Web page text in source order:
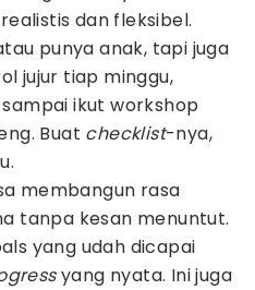
dan fleksibel.
punya anak, tapi juga
jujur tiap minggu,
ikut workshop
Buat checklist-nya,
membangun rasa
tanpa kesan menuntut.
yang udah dicapai
yang nyata. Ini juga